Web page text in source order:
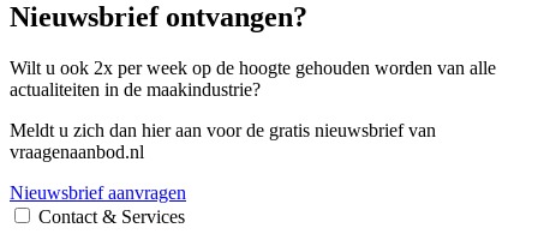
Nieuwsbrief ontvangen?
Wilt u ook 2x per week op de hoogte gehouden worden van alle
actualiteiten in de maakindustrie?
Meldt u zich dan hier aan voor de gratis nieuwsbrief van
vraagenaanbod.nl
Nieuwsbrief aanvragen
Contact & Services